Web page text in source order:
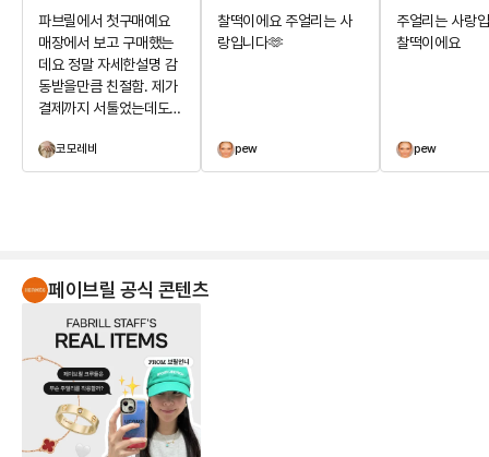
파브릴에서 첫구매예요
매장에서 보고 구매했는
데요 정말 자세한설명 감
동받을만큼 친절함. 제가
결제까지 서툴었는데도
망하지않게 배려해주심에
아주 기분좋은 구매를 하
코모레비
찰떡이에요 주얼리는 사
랑입니다🫶
pew
주얼리는 사랑
찰떡이에요
pew
페이브릴 공식 콘텐츠